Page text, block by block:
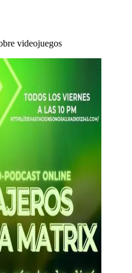
videojuegos